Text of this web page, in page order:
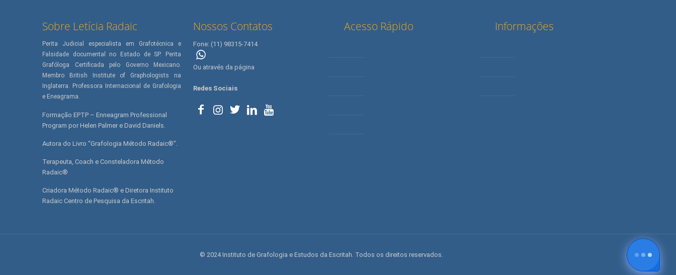
Sobre Letícia Radaic
Perita Judicial especialista em Grafotécnica e
Falsidade documental no Estado de SP. Perita
Grafóloga Certificada pelo Governo Mexicano.
Membro British Institute of Graphologists na
Inglaterra. Professora Internacional de Grafologia
e Eneagrama.
Formação EPTP – Enneagram Professional
Program por Helen Palmer e David Daniels.
Autora do Livro “Grafologia Método Radaic®”.
Terapeuta, Coach e Consteladora Método
Radaic®
Criadora Método Radaic® e Diretora Instituto
Radaic Centro de Pesquisa da Escritah.
Nossos Contatos
Fone: (11) 98315-7414
Ou através da página
Redes Sociais
Acesso Rápido Informações
© 2024 Instituto de Grafologia e Estudos da Escritah. Todos os direitos reservados.